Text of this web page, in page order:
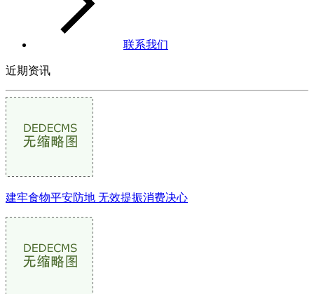
联系我们
近期资讯
建牢食物平安防地 无效提振消费决心